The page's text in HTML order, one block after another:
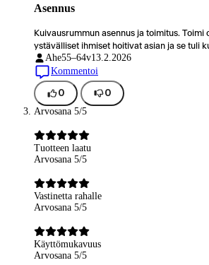
Asennus
Kuivausrummun asennus ja toimitus. Toimi
ystävälliset ihmiset hoitivat asian ja se tuli
Ahe55–64v13.2.2026
Kommentoi
0 0
Arvosana 5/5
Tuotteen laatu
Arvosana 5/5
Vastinetta rahalle
Arvosana 5/5
Käyttömukavuus
Arvosana 5/5